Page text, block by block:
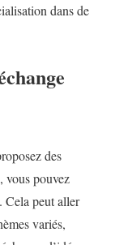
dans de
des
vous pouvez
Cela peut aller
variés,